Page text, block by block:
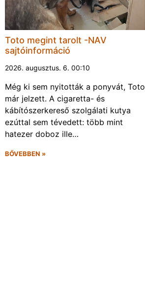
Toto megint tarolt -NAV
sajtóinformáció
2026. augusztus. 6. 00:10
Még ki sem nyitották a ponyvát, Toto
már jelzett. A cigaretta- és
kábítószerkereső szolgálati kutya
ezúttal sem tévedett: több mint
hatezer doboz ille…
BŐVEBBEN »